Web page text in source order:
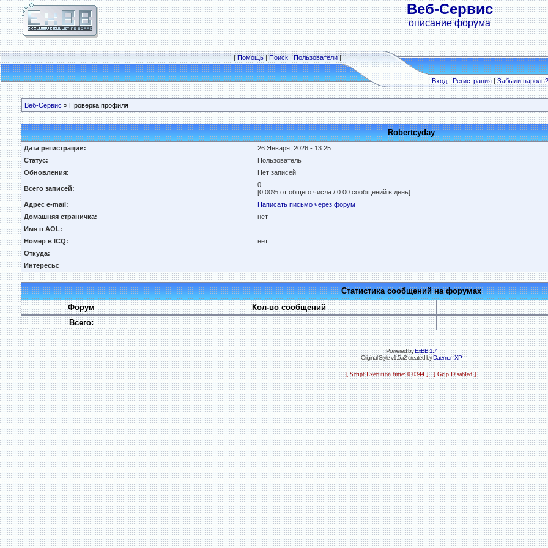
Веб-Сервис
описание форума
|Помощь|Поиск|Пользователи|
|Вход|Регистрация|Забыли пароль?
Веб-Сервис » Проверка профиля
Robertcyday
Дата регистрации:
26 Января, 2026 - 13:25
Статус:
Пользователь
Обновления:
Нет записей
Всего записей:
0
[0.00% от общего числа / 0.00 сообщений в день]
Адрес e-mail:
Написать письмо через форум
Домашняя страничка:
нет
Имя в AOL:
Номер в ICQ:
нет
Откуда:
Интересы:
Статистика сообщений на форумах
Форум
Кол-во сообщений
Всего:
Powered byExBB 1.7
Original Style v1.5a2 created byDaemon.XP
[ Script Execution time: 0.0344 ] [ Gzip Disabled ]